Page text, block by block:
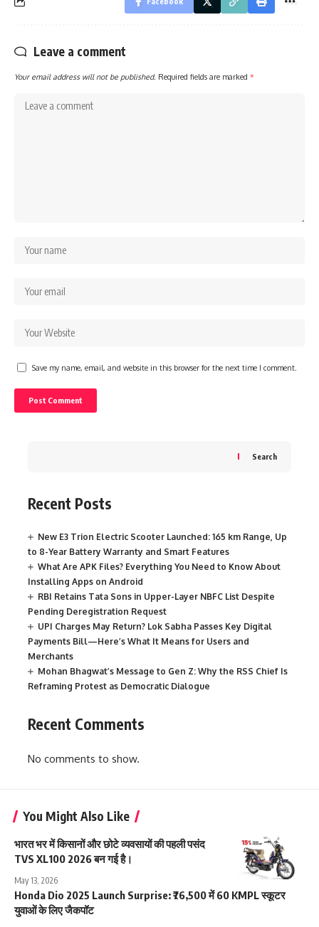
Leave a comment
Your email address will not be published. Required fields are marked *
Save my name, email, and website in this browser for the next time I comment.
Search
Recent Posts
New E3 Trion Electric Scooter Launched: 165 km Range, Up
to 8-Year Battery Warranty and Smart Features
What Are APK Files? Everything You Need to Know About
Installing Apps on Android
RBI Retains Tata Sons in Upper-Layer NBFC List Despite
Pending Deregistration Request
UPI Charges May Return? Lok Sabha Passes Key Digital
Payments Bill—Here’s What It Means for Users and
Merchants
Mohan Bhagwat’s Message to Gen Z: Why the RSS Chief Is
Reframing Protest as Democratic Dialogue
Recent Comments
No comments to show.
You Might Also Like
भारत भर में किसानों और छोटे व्यवसायों की पहली पसंद
TVS XL100 2026 बन गई है।
May 13, 2026
Honda Dio 2025 Launch Surprise: ₹76,500 में 60 KMPL स्कूटर
युवाओं के लिए जैकपॉट